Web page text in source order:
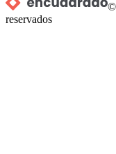
©
reservados